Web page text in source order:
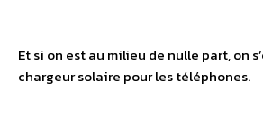
Et si on est au milieu de nulle part, on
chargeur solaire pour les téléphones.